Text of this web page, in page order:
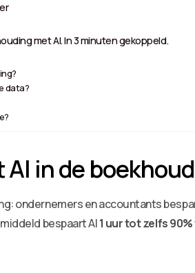
met AI. In 3 minuten gekoppeld.
data?
in de
ondernemers en accountants
bespaart AI1 uur tot zelfs 90%